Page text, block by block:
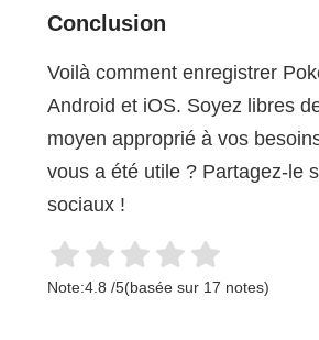
Conclusion
Voilà comment enregistrer
Android et iOS. Soyez libres
moyen approprié à vos
vous a été utile ? Partagez-le
sociaux !
Note:4.8 /5(basée sur 17 notes)